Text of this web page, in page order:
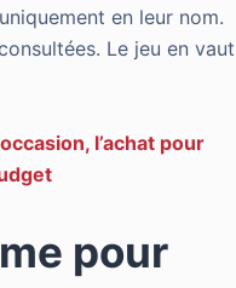
en leur nom.
Le jeu en vaut
l’achat pour
pour